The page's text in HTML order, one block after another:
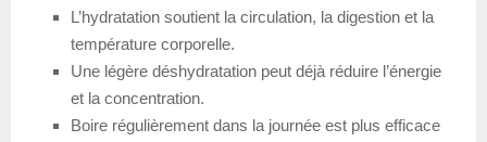
L’hydratation soutient la circulation, la digestion et la
température corporelle.
Une légère déshydratation peut déjà réduire l’énergie
et la concentration.
Boire régulièrement dans la journée est plus efficace